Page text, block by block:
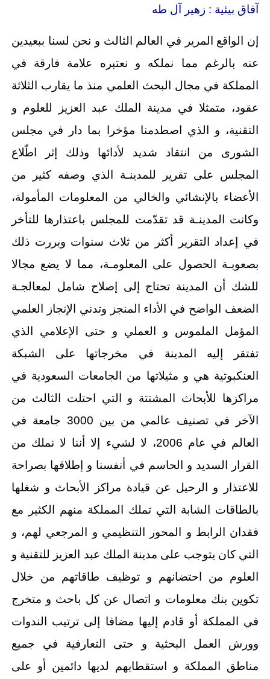
آفاق بيئية : زهير آل طه
إن الواقع المرير في العالم الثالث و نحن لسنا ببعيدين
عنه بالرغم مما نملكه و نعتبره علامة فارقة في
المملكة في مجال البحث العلمي منذ ما يقارب الثلاثة
عقود، متمثلا في مدينة الملك عبد العزيز للعلوم و
التقنية، و الذي اصطدمنا مؤخرا بما دار في مجلس
الشورى من انتقاد شديد لأدائها وذلك إثر اطّلاع
المجلس على تقرير للمدينـة الذي وصفه كثير من
الأعضاء بالإنشائي والخالي من المعلومات المأمولة،
وكانت المدينـة قد تقدّمت للمجلس باعتذارها للتأخر
في إعداد التقرير أكثر من ثلاث سنوات وبررت ذلك
بصعوبـة الحصول على المعلومـة، مما لا يضع مجالا
للشك أن المدينة تحتاج إلى إصلاح شامل لمعالجـة
الضعف الواضح في الأداء المنجز وتدني الإنجاز العلمي
المؤمل الملموس و العملي و حتى الإعلامي الذي
تفتقر إليه المدينة في مخرجاتها على الشبكة
العنكبوتية هي و مثيلاتها من الجامعات السعودية في
مراكزها للأبحاث المشتتة و التي احتلت الثالث من
الآخر في تصنيف عالمي من بين 3000 جامعة في
العالم في عام 2006، لا لشيء إلا أننا لا نملك من
القرار السديد و الحاسم في أنفسنا و إطلاقها بصراحة
للاعتذار و الرحيل عن قيادة مراكز الأبحاث و شغلها
بالطاقات الشابة التي تملك المملكة منهم الكثير مع
فقدان الرابط و المحور التنظيمي و المرجعي لهم، و
التي كان يتوجب على مدينة الملك عبد العزيز للتقنية و
العلوم من احتضانهم و توظيف طاقاتهم من خلال
تكوين بنك معلومات و اتصال عن كل باحث و متخرج
في المملكة أو قادم إليها مضافا إلى ترتيب الندوات
وورش العمل البحثية و حتى التعارفية في جميع
مناطق المملكة و استقطابهم لديها دائمين أو على